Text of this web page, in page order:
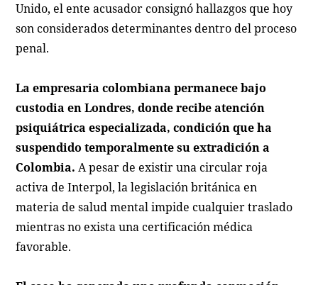
Unido, el ente acusador consignó hallazgos que hoy
son considerados determinantes dentro del proceso
penal.
La empresaria colombiana permanece bajo
custodia en Londres, donde recibe atención
psiquiátrica especializada, condición que ha
suspendido temporalmente su extradición a
Colombia.A pesar de existir una circular roja
activa de Interpol, la legislación británica en
materia de salud mental impide cualquier traslado
mientras no exista una certificación médica
favorable.